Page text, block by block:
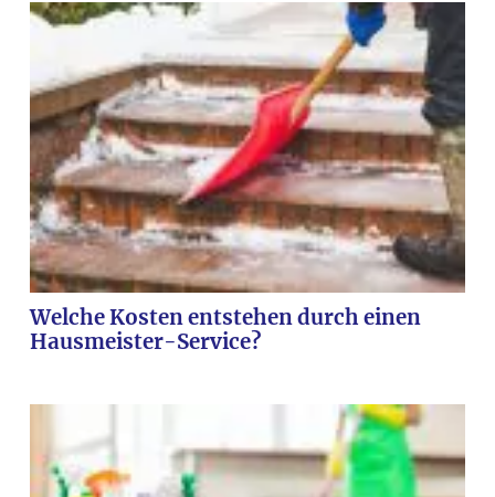
Welche Kosten entstehen durch einen
Hausmeister-Service?